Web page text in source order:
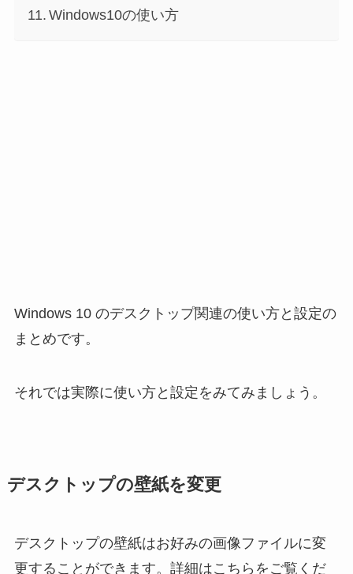
Windows10の使い方
Windows 10 のデスクトップ関連の使い方と設定の
まとめです。
それでは実際に使い方と設定をみてみましょう。
デスクトップの壁紙を変更
デスクトップの壁紙はお好みの画像ファイルに変
更することができます。詳細はこちらをご覧くだ